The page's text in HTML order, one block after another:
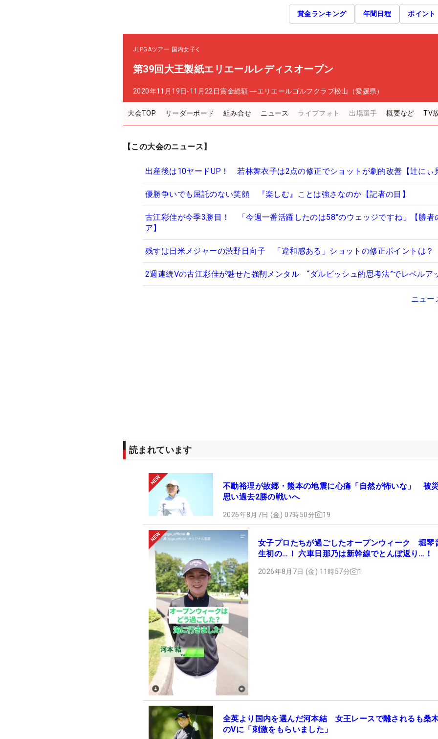
賞金ランキング 年間日程 ポイント
JLPGAツアー 国内女子
第39回大王製紙エリエールレディスオープン
2020年11月19日-11月22日賞金総額 ―エリエールゴルフクラブ松山（愛媛県）
大会TOP リーダーボード 組み合せ ニュース ライブフォト 出場選手 概要など TV
【この大会のニュース】
出産後は10ヤードUP！ 若林舞衣子は2点の修正でショットが劇的改善【辻にぃ
優勝争いでも屈託のない笑顔 『楽しむ』ことは強さなのか【記者の目】
古江彩佳が今季3勝目！ 「今週一番活躍したのは58°のウェッジですね」【勝者
ア】
残すは日米メジャーの渋野日向子 「違和感ある」ショットの修正ポイントは？
2週連続Vの古江彩佳が魅せた強靭メンタル “ダルビッシュ的思考法”でレベルア
ニュー
読まれています
不動裕理が故郷・熊本の地震に心痛「自然が怖いな」 被
思い過去2勝の戦いへ
2026年8月7日 (金) 07時50分 19
女子プロたちが過ごしたオープンウィーク 堀琴
生初の…！ 六車日那乃は新幹線でとんぼ返り…！
2026年8月7日 (金) 11時57分 1
全英より国内を選んだ河本結 女王レースで離されるも桑
のVに「刺激をもらいました」